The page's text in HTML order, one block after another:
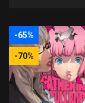
-65%
-70%